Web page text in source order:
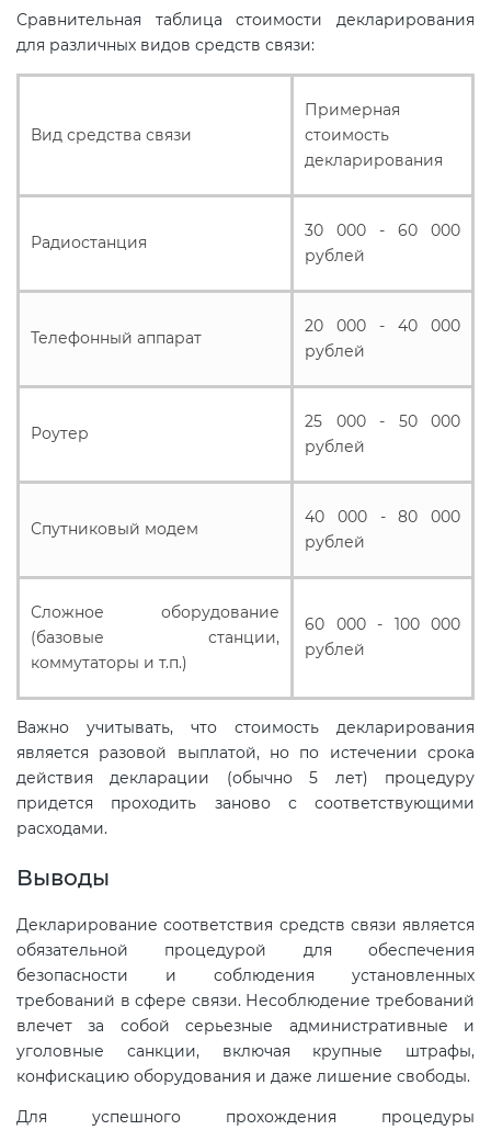
Сравнительная таблица стоимости декларирования
для различных видов средств связи:
Вид средства связи
Примерная
стоимость
декларирования
Радиостанция
30 000 - 60 000
рублей
Телефонный аппарат
20 000 - 40 000
рублей
Роутер
25 000 - 50 000
рублей
Спутниковый модем
40 000 - 80 000
рублей
Сложное оборудование
(базовые станции,
коммутаторы и т.п.)
60 000 - 100 000
рублей
Важно учитывать, что стоимость декларирования
является разовой выплатой, но по истечении срока
действия декларации (обычно 5 лет) процедуру
придется проходить заново с соответствующими
расходами.
Выводы
Декларирование соответствия средств связи является
обязательной процедурой для обеспечения
безопасности и соблюдения установленных
требований в сфере связи. Несоблюдение требований
влечет за собой серьезные административные и
уголовные санкции, включая крупные штрафы,
конфискацию оборудования и даже лишение свободы.
Для успешного прохождения процедуры